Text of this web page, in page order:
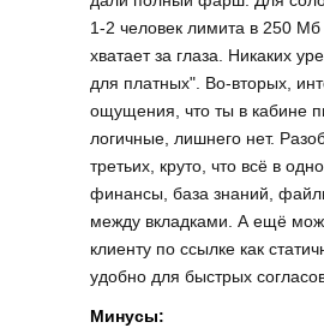
1-2 человек лимита в 250
хватает за глаза. Никаких
для платных". Во-вторых,
ощущения, что ты в кабине
логичные, лишнего нет.
третьих, круто, что всё в
финансы, база знаний,
между вкладками. А ещё
клиенту по ссылке как
удобно для быстрых
Минусы: